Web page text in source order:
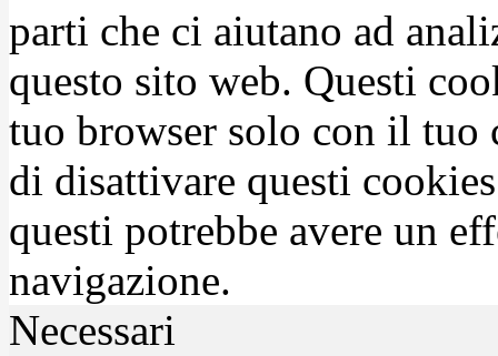
parti che ci aiutano ad
questo sito web. Questi
tuo browser solo con il tuo
di disattivare questi
questi potrebbe avere un
navigazione.
Necessari